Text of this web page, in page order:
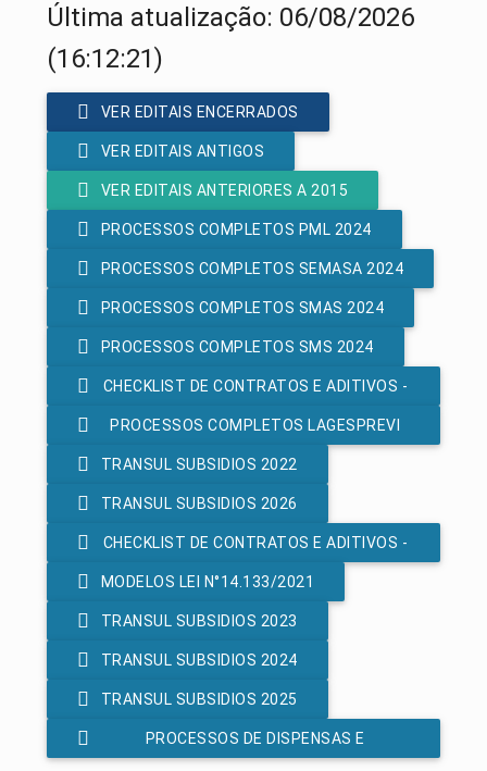
Última atualização: 06/08/2026
(16:12:21)
VER EDITAIS ENCERRADOS
VER EDITAIS ANTIGOS
VER EDITAIS ANTERIORES A 2015
PROCESSOS COMPLETOS PML 2024
PROCESSOS COMPLETOS SEMASA 2024
PROCESSOS COMPLETOS SMAS 2024
PROCESSOS COMPLETOS SMS 2024
CHECKLIST DE CONTRATOS E ADITIVOS -
LEI 8.666/93
PROCESSOS COMPLETOS LAGESPREVI
2024
TRANSUL SUBSIDIOS 2022
TRANSUL SUBSIDIOS 2026
CHECKLIST DE CONTRATOS E ADITIVOS -
LEI 14.133/2021
MODELOS LEI N°14.133/2021
TRANSUL SUBSIDIOS 2023
TRANSUL SUBSIDIOS 2024
TRANSUL SUBSIDIOS 2025
PROCESSOS DE DISPENSAS E